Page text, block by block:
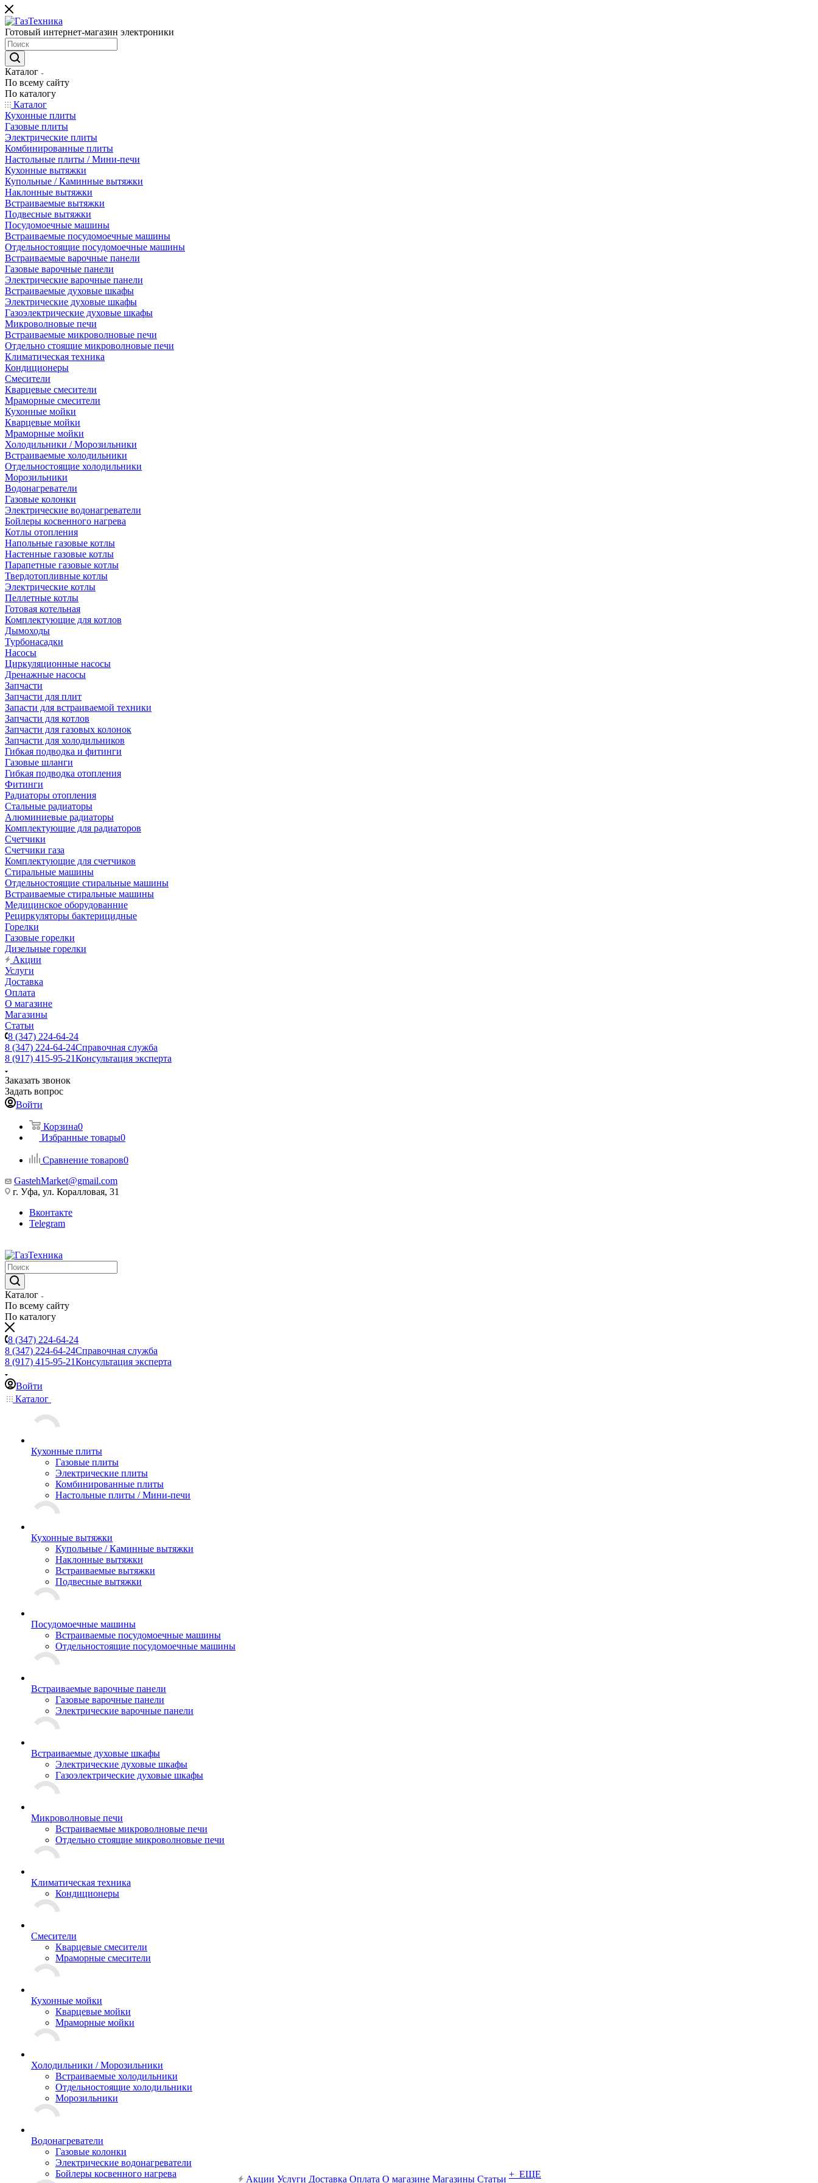
Готовый интернет-магазин электроники
Каталог
По всему сайту
По каталогу
Каталог
Кухонные плиты
Газовые плиты
Электрические плиты
Комбинированные плиты
Настольные плиты / Мини-печи
Кухонные вытяжки
Купольные / Каминные вытяжки
Наклонные вытяжки
Встраиваемые вытяжки
Подвесные вытяжки
Посудомоечные машины
Встраиваемые посудомоечные машины
Отдельностоящие посудомоечные машины
Встраиваемые варочные панели
Газовые варочные панели
Электрические варочные панели
Встраиваемые духовые шкафы
Электрические духовые шкафы
Газоэлектрические духовые шкафы
Микроволновые печи
Встраиваемые микроволновые печи
Отдельно стоящие микроволновые печи
Климатическая техника
Кондиционеры
Смесители
Кварцевые смесители
Мраморные смесители
Кухонные мойки
Кварцевые мойки
Мраморные мойки
Холодильники / Морозильники
Встраиваемые холодильники
Отдельностоящие холодильники
Морозильники
Водонагреватели
Газовые колонки
Электрические водонагреватели
Бойлеры косвенного нагрева
Котлы отопления
Напольные газовые котлы
Настенные газовые котлы
Парапетные газовые котлы
Твердотопливные котлы
Электрические котлы
Пеллетные котлы
Готовая котельная
Комплектующие для котлов
Дымоходы
Турбонасадки
Насосы
Циркуляционные насосы
Дренажные насосы
Запчасти
Запчасти для плит
Запасти для встраиваемой техники
Запчасти для котлов
Запчасти для газовых колонок
Запчасти для холодильников
Гибкая подводка и фитинги
Газовые шланги
Гибкая подводка отопления
Фитинги
Радиаторы отопления
Стальные радиаторы
Алюминиевые радиаторы
Комплектующие для радиаторов
Счетчики
Счетчики газа
Комплектующие для счетчиков
Стиральные машины
Отдельностоящие стиральные машины
Встраиваемые стиральные машины
Медицинское оборудованние
Рециркуляторы бактерицидные
Горелки
Газовые горелки
Дизельные горелки
Акции
Услуги
Доставка
Оплата
О магазине
Магазины
Статьи
8 (347) 224-64-24
8 (347) 224-64-24Справочная служба
8 (917) 415-95-21Консультация эксперта
Заказать звонок
Задать вопрос
Войти
Корзина0
Избранные товары0
Сравнение товаров0
GastehMarket@gmail.com
г. Уфа, ул. Коралловая, 31
Вконтакте
Telegram
Каталог
По всему сайту
По каталогу
8 (347) 224-64-24
8 (347) 224-64-24Справочная служба
8 (917) 415-95-21Консультация эксперта
Войти
Каталог
Кухонные плиты
Газовые плиты
Электрические плиты
Комбинированные плиты
Настольные плиты / Мини-печи
Кухонные вытяжки
Купольные / Каминные вытяжки
Наклонные вытяжки
Встраиваемые вытяжки
Подвесные вытяжки
Посудомоечные машины
Встраиваемые посудомоечные машины
Отдельностоящие посудомоечные машины
Встраиваемые варочные панели
Газовые варочные панели
Электрические варочные панели
Встраиваемые духовые шкафы
Электрические духовые шкафы
Газоэлектрические духовые шкафы
Микроволновые печи
Встраиваемые микроволновые печи
Отдельно стоящие микроволновые печи
Климатическая техника
Кондиционеры
Смесители
Кварцевые смесители
Мраморные смесители
Кухонные мойки
Кварцевые мойки
Мраморные мойки
Холодильники / Морозильники
Встраиваемые холодильники
Отдельностоящие холодильники
Морозильники
Водонагреватели
Газовые колонки
Электрические водонагреватели
Бойлеры косвенного нагрева
Акции Услуги Доставка Оплата О магазине Магазины Статьи + ЕЩЕ